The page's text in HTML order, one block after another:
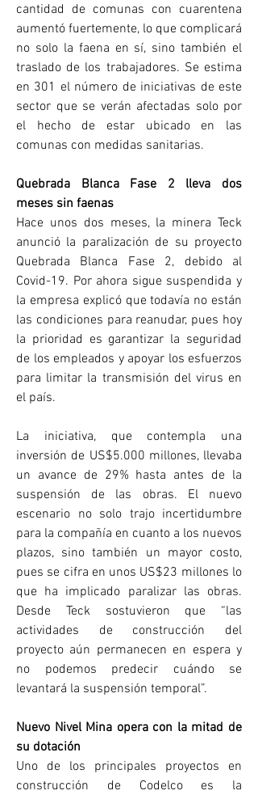
cantidad de comunas con cuarentena
aumentó fuertemente, lo que complicará
no solo la faena en sí, sino también el
traslado de los trabajadores. Se estima
en 301 el número de iniciativas de este
sector que se verán afectadas solo por
el hecho de estar ubicado en las
comunas con medidas sanitarias.
Quebrada Blanca Fase 2 lleva dos
meses sin faenas
Hace unos dos meses, la minera Teck
anunció la paralización de su proyecto
Quebrada Blanca Fase 2, debido al
Covid-19. Por ahora sigue suspendida y
la empresa explicó que todavía no están
las condiciones para reanudar, pues hoy
la prioridad es garantizar la seguridad
de los empleados y apoyar los esfuerzos
para limitar la transmisión del virus en
el país.
La iniciativa, que contempla una
inversión de US$5.000 millones, llevaba
un avance de 29% hasta antes de la
suspensión de las obras. El nuevo
escenario no solo trajo incertidumbre
para la compañía en cuanto a los nuevos
plazos, sino también un mayor costo,
pues se cifra en unos US$23 millones lo
que ha implicado paralizar las obras.
Desde Teck sostuvieron que “las
actividades de construcción del
proyecto aún permanecen en espera y
no podemos predecir cuándo se
levantará la suspensión temporal”.
Nuevo Nivel Mina opera con la mitad de
su dotación
Uno de los principales proyectos en
construcción de Codelco es la